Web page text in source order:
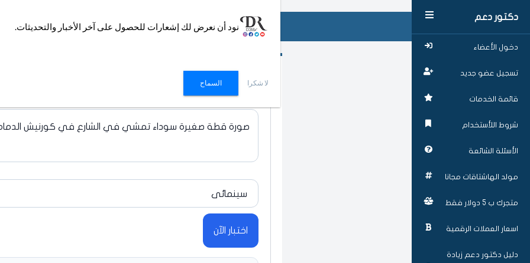
دكتور دعم
دخول الأعضاء
تسجيل عضو جديد
قائمة الخدمات
شروط اللأستخدام
الأسئلة الشائعة
مولد الهاشتاقات مجانا
متجرك ب 5 دولار فقط
اسعار العملات الرقمية
دليل دكتور دعم زيادة
اختبار إنشاء البرومبت
اختبار الآن
نود أن نعرض لك إشعارات للحصول على آخر الأخبار والتحديثات.
لا شكرا السماح